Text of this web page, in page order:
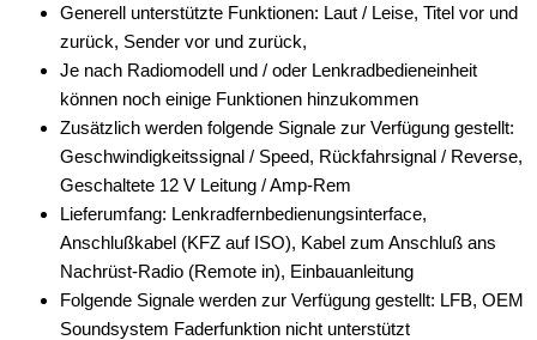
Generell unterstützte Funktionen: Laut / Leise, Titel vor und
zurück, Sender vor und zurück,
Je nach Radiomodell und / oder Lenkradbedieneinheit
können noch einige Funktionen hinzukommen
Zusätzlich werden folgende Signale zur Verfügung gestellt:
Geschwindigkeitssignal / Speed, Rückfahrsignal / Reverse,
Geschaltete 12 V Leitung / Amp-Rem
Lieferumfang: Lenkradfernbedienungsinterface,
Anschlußkabel (KFZ auf ISO), Kabel zum Anschluß ans
Nachrüst-Radio (Remote in), Einbauanleitung
Folgende Signale werden zur Verfügung gestellt: LFB, OEM
Soundsystem Faderfunktion nicht unterstützt